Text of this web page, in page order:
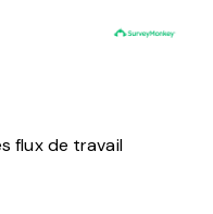
flux de travail